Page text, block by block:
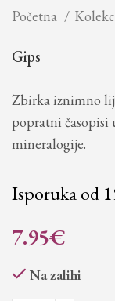
Početna
Gips
Zbirka iznimno
popratni časopisi
mineralogije.
Isporuka od
7.95€
Na zalihi